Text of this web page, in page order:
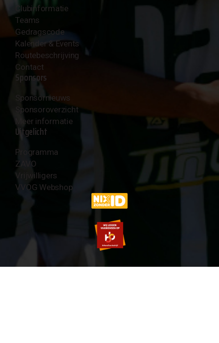
Clubinformatie
Teams
Gedragscode
Kalender & Events
Routebeschrijving
Contact
Sponsors
Sponsornieuws
Sponsoroverzicht
Meer informatie
Uitgelicht
Programma
ZAVO
Vrijwilligers
VVOG Webshop